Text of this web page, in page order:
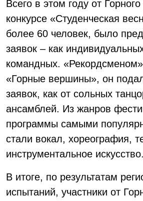
Всего в этом году от
конкурсе «Студенческая
более 60 человек, было
заявок – как
командных.
«Горные вершины», он
заявок, как от сольных
ансамблей. Из жанров
программы самыми
стали вокал, хореография,
инструментальное искусство.
В итоге, по результатам
испытаний, участники от